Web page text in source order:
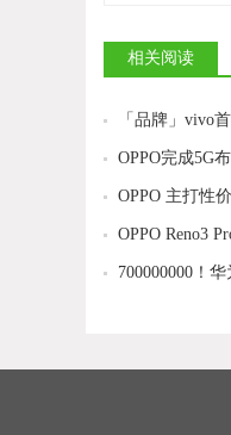
相关阅读
OPPO完成5G
OPPO Reno3